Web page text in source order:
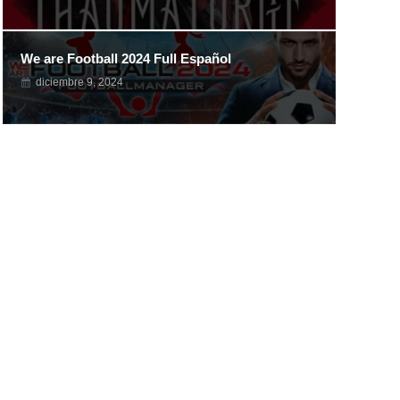
We are Football 2024 Full Español
diciembre 9, 2024